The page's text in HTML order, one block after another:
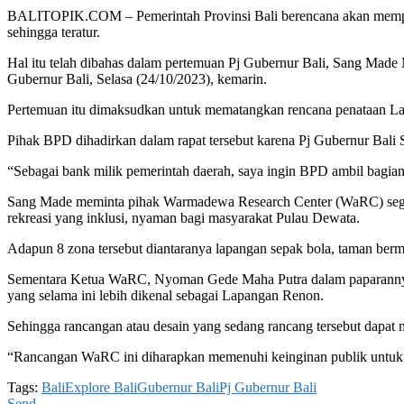
BALITOPIK.COM – Pemerintah Provinsi Bali berencana akan
sehingga teratur.
Hal itu telah dibahas dalam pertemuan Pj Gubernur Bali, Sang
Gubernur Bali, Selasa (24/10/2023), kemarin.
Pertemuan itu dimaksudkan untuk mematangkan rencana penataan
Pihak BPD dihadirkan dalam rapat tersebut karena Pj Gubernur
“Sebagai bank milik pemerintah daerah, saya ingin BPD ambil
Sang Made meminta pihak Warmadewa Research Center (WaRC)
rekreasi yang inklusi, nyaman bagi masyarakat Pulau Dewata.
Adapun 8 zona tersebut diantaranya lapangan sepak bola, taman
Sementara Ketua WaRC, Nyoman Gede Maha Putra dalam
yang selama ini lebih dikenal sebagai Lapangan Renon.
Sehingga rancangan atau desain yang sedang rancang tersebut
“Rancangan WaRC ini diharapkan memenuhi keinginan publik
Tags: BaliExplore BaliGubernur BaliPj Gubernur Bali